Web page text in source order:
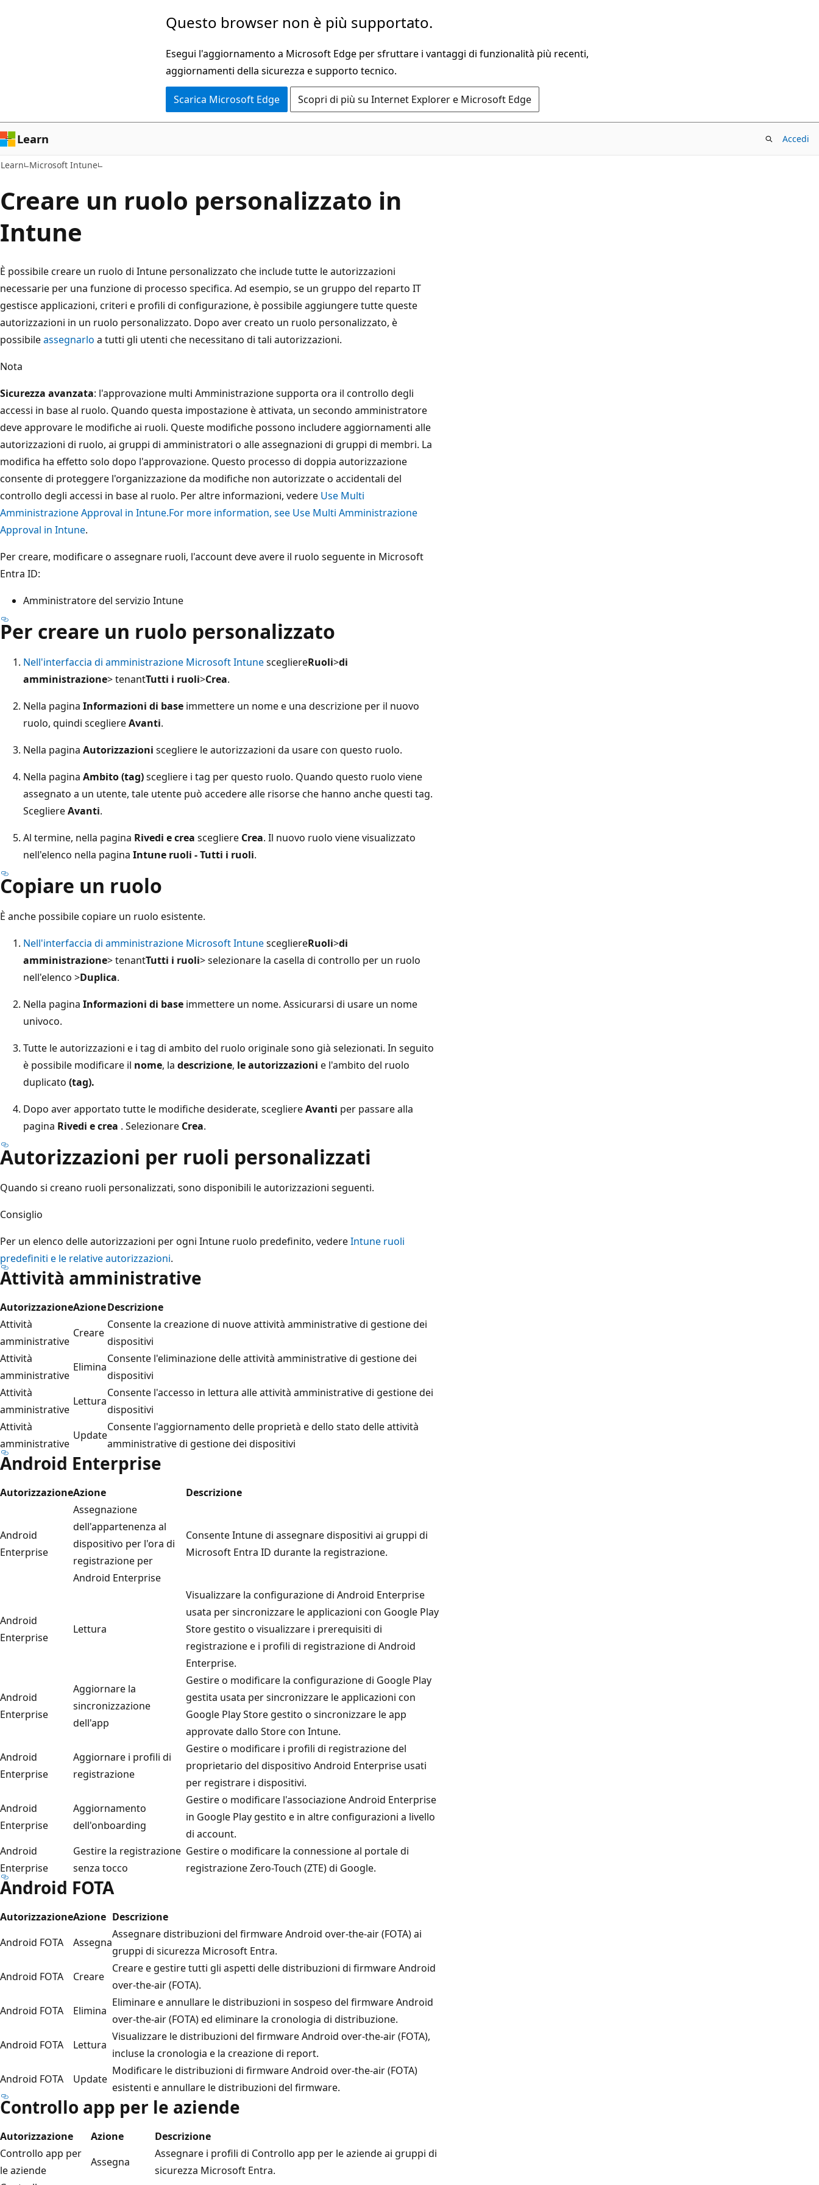
Questo browser non è più supportato.
Esegui l'aggiornamento a Microsoft Edge per sfruttare i vantaggi di funzionalità più recenti,
aggiornamenti della sicurezza e supporto tecnico.
Scarica Microsoft Edge Scopri di più su Internet Explorer e Microsoft Edge
Learn Accedi
Learn Microsoft Intune
Creare un ruolo personalizzato in
Intune
È possibile creare un ruolo di Intune personalizzato che include tutte le autorizzazioni
necessarie per una funzione di processo specifica. Ad esempio, se un gruppo del reparto IT
gestisce applicazioni, criteri e profili di configurazione, è possibile aggiungere tutte queste
autorizzazioni in un ruolo personalizzato. Dopo aver creato un ruolo personalizzato, è
possibileassegnarlo a tutti gli utenti che necessitano di tali autorizzazioni.
Nota
Sicurezza avanzata: l'approvazione multi Amministrazione supporta ora il controllo degli
accessi in base al ruolo. Quando questa impostazione è attivata, un secondo amministratore
deve approvare le modifiche ai ruoli. Queste modifiche possono includere aggiornamenti alle
autorizzazioni di ruolo, ai gruppi di amministratori o alle assegnazioni di gruppi di membri. La
modifica ha effetto solo dopo l'approvazione. Questo processo di doppia autorizzazione
consente di proteggere l'organizzazione da modifiche non autorizzate o accidentali del
controllo degli accessi in base al ruolo. Per altre informazioni, vedere Use Multi
Amministrazione Approval in Intune.For more information, see Use Multi Amministrazione
Approval in Intune.
Per creare, modificare o assegnare ruoli, l'account deve avere il ruolo seguente in Microsoft
Entra ID:
Amministratore del servizio Intune
Per creare un ruolo personalizzato
Nell'interfaccia di amministrazione Microsoft IntunescegliereRuoli>di
amministrazione> tenantTutti i ruoli>Crea.
Nella pagina Informazioni di base immettere un nome e una descrizione per il nuovo
ruolo, quindi scegliereAvanti.
Nella pagina Autorizzazioni scegliere le autorizzazioni da usare con questo ruolo.
Nella pagina Ambito (tag)scegliere i tag per questo ruolo. Quando questo ruolo viene
assegnato a un utente, tale utente può accedere alle risorse che hanno anche questi tag.
ScegliereAvanti.
Al termine, nella pagina Rivedi e crea scegliere Crea. Il nuovo ruolo viene visualizzato
nell'elenco nella pagina Intune ruoli - Tutti i ruoli.
Copiare un ruolo
È anche possibile copiare un ruolo esistente.
Nell'interfaccia di amministrazione Microsoft IntunescegliereRuoli>di
amministrazione> tenantTutti i ruoli> selezionare la casella di controllo per un ruolo
nell'elenco >Duplica.
Nella pagina Informazioni di base immettere un nome. Assicurarsi di usare un nome
univoco.
Tutte le autorizzazioni e i tag di ambito del ruolo originale sono già selezionati. In seguito
è possibile modificare il nome, la descrizione, le autorizzazioni e l'ambito del ruolo
duplicato (tag).
Dopo aver apportato tutte le modifiche desiderate, scegliereAvanti per passare alla
pagina Rivedi e crea . Selezionare Crea.
Autorizzazioni per ruoli personalizzati
Quando si creano ruoli personalizzati, sono disponibili le autorizzazioni seguenti.
Consiglio
Per un elenco delle autorizzazioni per ogni Intune ruolo predefinito, vedereIntune ruoli
predefiniti e le relative autorizzazioni.
Attività amministrative
AutorizzazioneAzioneDescrizione
Attività
amministrative
Creare
Consente la creazione di nuove attività amministrative di gestione dei
dispositivi
Attività
amministrative
Elimina
Consente l'eliminazione delle attività amministrative di gestione dei
dispositivi
Attività
amministrative
Lettura
Consente l'accesso in lettura alle attività amministrative di gestione dei
dispositivi
Attività
amministrative
Update
Consente l'aggiornamento delle proprietà e dello stato delle attività
amministrative di gestione dei dispositivi
Android Enterprise
AutorizzazioneAzione Descrizione
Android
Enterprise
Assegnazione
dell'appartenenza al
dispositivo per l'ora di
registrazione per
Android Enterprise
Consente Intune di assegnare dispositivi ai gruppi di
Microsoft Entra ID durante la registrazione.
Android
Enterprise
Lettura
Visualizzare la configurazione di Android Enterprise
usata per sincronizzare le applicazioni con Google Play
Store gestito o visualizzare i prerequisiti di
registrazione e i profili di registrazione di Android
Enterprise.
Android
Enterprise
Aggiornare la
sincronizzazione
dell'app
Gestire o modificare la configurazione di Google Play
gestita usata per sincronizzare le applicazioni con
Google Play Store gestito o sincronizzare le app
approvate dallo Store con Intune.
Android
Enterprise
Aggiornare i profili di
registrazione
Gestire o modificare i profili di registrazione del
proprietario del dispositivo Android Enterprise usati
per registrare i dispositivi.
Android
Enterprise
Aggiornamento
dell'onboarding
Gestire o modificare l'associazione Android Enterprise
in Google Play gestito e in altre configurazioni a livello
di account.
Android
Enterprise
Gestire la registrazione
senza tocco
Gestire o modificare la connessione al portale di
registrazione Zero-Touch (ZTE) di Google.
Android FOTA
AutorizzazioneAzione Descrizione
Android FOTA
Assegna
Assegnare distribuzioni del firmware Android over-the-air (FOTA) ai
gruppi di sicurezza Microsoft Entra.
Android FOTA
Creare
Creare e gestire tutti gli aspetti delle distribuzioni di firmware Android
over-the-air (FOTA).
Android FOTA
Elimina
Eliminare e annullare le distribuzioni in sospeso del firmware Android
over-the-air (FOTA) ed eliminare la cronologia di distribuzione.
Android FOTA
Lettura
Visualizzare le distribuzioni del firmware Android over-the-air (FOTA),
incluse la cronologia e la creazione di report.
Android FOTA
Update
Modificare le distribuzioni di firmware Android over-the-air (FOTA)
esistenti e annullare le distribuzioni del firmware.
Controllo app per le aziende
Autorizzazione Azione
Descrizione
Controllo app per
le aziende
Assegna
Assegnare i profili di Controllo app per le aziende ai gruppi di
sicurezza Microsoft Entra.